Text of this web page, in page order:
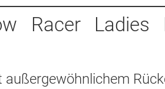
Racer Ladies